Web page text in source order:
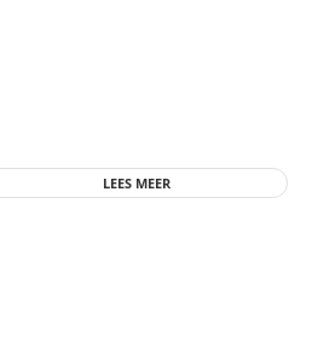
LEES MEER